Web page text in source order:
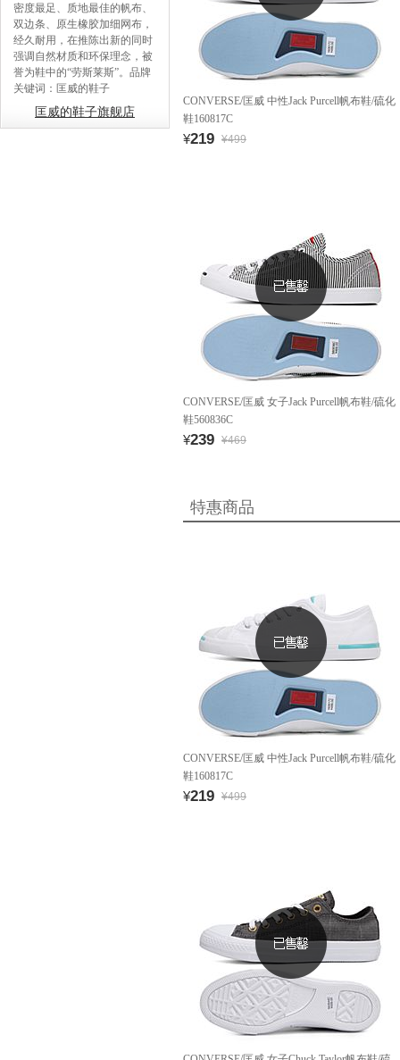
密度最足、质地最佳的帆布、
双边条、原生橡胶加细网布，
经久耐用，在推陈出新的同时
强调自然材质和环保理念，被
誉为鞋中的“劳斯莱斯”。品牌
关键词：匡威的鞋子
匡威的鞋子旗舰店
CONVERSE/匡威 中性Jack Purcell帆布鞋/硫化
鞋160817C
¥219 ¥499
CONVERSE/匡威 女子Jack Purcell帆布鞋/硫化
鞋560836C
¥239 ¥469
特惠商品
CONVERSE/匡威 中性Jack Purcell帆布鞋/硫化
鞋160817C
¥219 ¥499